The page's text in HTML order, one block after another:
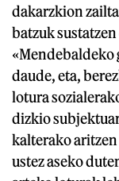
dakarzkion
batzuk
daude, eta,
lotura
dizkio
kalterako
ustez aseko